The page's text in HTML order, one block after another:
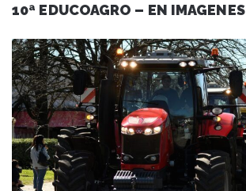
10ª EDUCOAGRO – EN IMAGENES